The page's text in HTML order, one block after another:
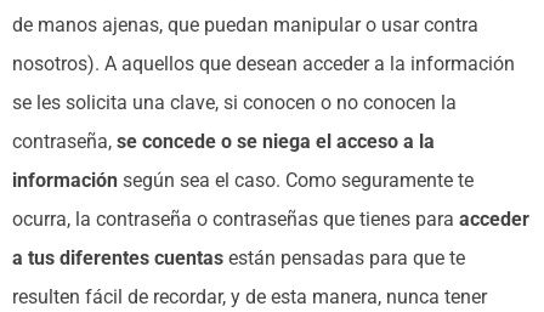
de manos ajenas, que puedan manipular o usar contra
nosotros). A aquellos que desean acceder a la información
se les solicita una clave, si conocen o no conocen la
contraseña, se concede o se niega el acceso a la
información según sea el caso. Como seguramente te
ocurra, la contraseña o contraseñas que tienes para acceder
a tus diferentes cuentas están pensadas para que te
resulten fácil de recordar, y de esta manera, nunca tener